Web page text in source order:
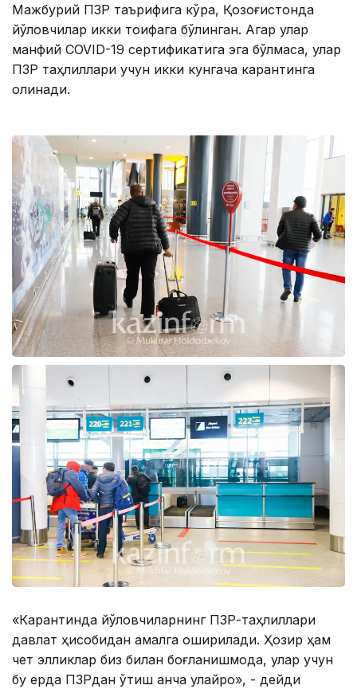
Мажбурий ПЗР таърифига кўра, Қозоғистонда
йўловчилар икки тоифага бўлинган. Агар улар
манфий COVID-19 сертификатига эга бўлмаса, улар
ПЗР таҳлиллари учун икки кунгача карантинга
олинади.
«Карантинда йўловчиларнинг ПЗР-таҳлиллари
давлат ҳисобидан амалга оширилади. Ҳозир ҳам
чет элликлар биз билан боғланишмоқда, улар учун
бу ерда ПЗРдан ўтиш анча қулайроқ», - дейди